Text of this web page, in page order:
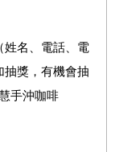
姓名、電話、電
抽獎，有機會抽
手沖咖啡